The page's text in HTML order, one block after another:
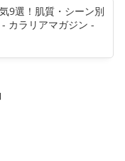
9選！肌質・シーン別
カラリアマガジン -